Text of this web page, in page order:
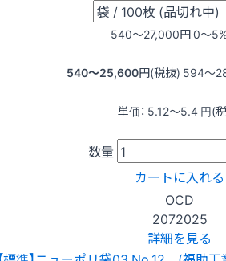
540〜27,000円0〜5
540〜25,600円(税抜) 594〜
単価： 5.12〜5.4 円(
数量
カートに入れる
OCD
2072025
詳細を見る